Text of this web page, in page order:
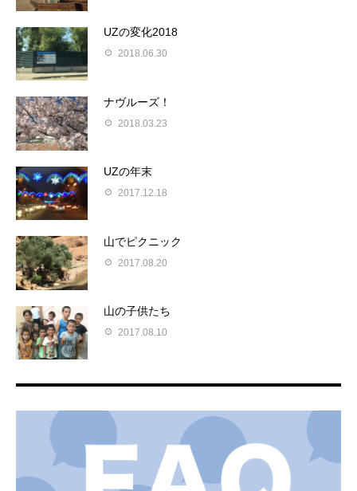
UZの変化2018
2018.06.30
ナヴルーズ！
2018.03.23
UZの年末
2017.12.18
山でピクニック
2017.08.20
山の子供たち
2017.08.10